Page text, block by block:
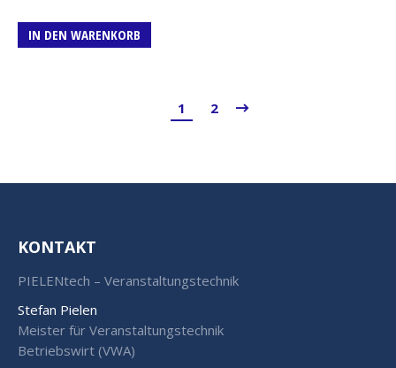
IN DEN WARENKORB
1 2
KONTAKT
PIELENtech – Veranstaltungstechnik
Stefan Pielen
Meister für Veranstaltungstechnik
Betriebswirt (VWA)